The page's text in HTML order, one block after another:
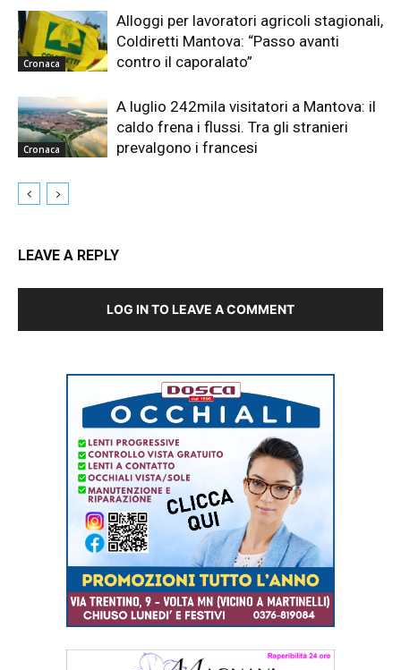
Cronaca
Alloggi per lavoratori agricoli stagionali,
Coldiretti Mantova: “Passo avanti
contro il caporalato”
Cronaca
A luglio 242mila visitatori a Mantova: il
caldo frena i flussi. Tra gli stranieri
prevalgono i francesi
LEAVE A REPLY
LOG IN TO LEAVE A COMMENT